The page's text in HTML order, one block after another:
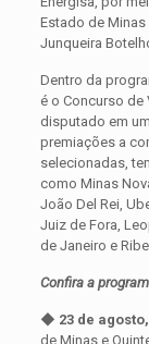
Estado de
Junqueira
Dentro da
é o Concurso de
disputado em
premiações a
selecionadas,
como Minas
João Del Rei,
Juiz de Fora,
de Janeiro e
Confira a
◆ 23 de
de Minas e